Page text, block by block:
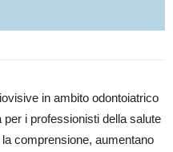
in ambito odontoiatrico
i professionisti della salute
comprensione, aumentano